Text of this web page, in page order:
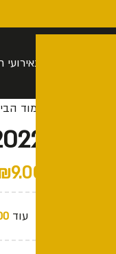
חנות
עמוד
9.00
עוד